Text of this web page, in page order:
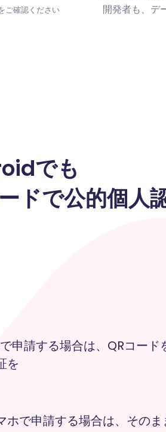
ご確認ください
開発者も、デ
でも
ドで公的個人
申請する場合は、QRコー
を
ホで申請する場合は、その